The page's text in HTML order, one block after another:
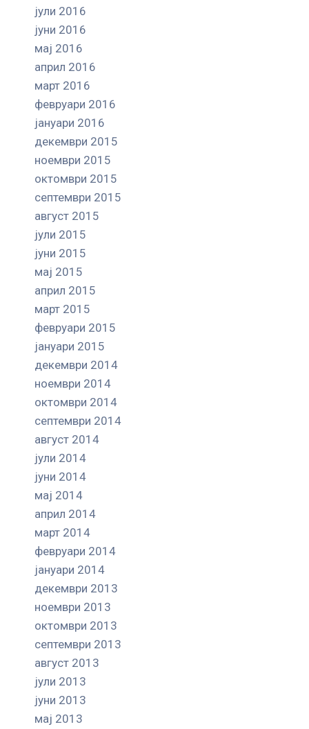
јули 2016
јуни 2016
мај 2016
април 2016
март 2016
февруари 2016
јануари 2016
декември 2015
ноември 2015
октомври 2015
септември 2015
август 2015
јули 2015
јуни 2015
мај 2015
април 2015
март 2015
февруари 2015
јануари 2015
декември 2014
ноември 2014
октомври 2014
септември 2014
август 2014
јули 2014
јуни 2014
мај 2014
април 2014
март 2014
февруари 2014
јануари 2014
декември 2013
ноември 2013
октомври 2013
септември 2013
август 2013
јули 2013
јуни 2013
мај 2013